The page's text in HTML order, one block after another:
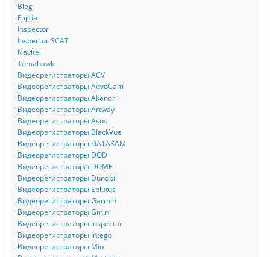
Blog
Fujida
Inspector
Inspector SCAT
Navitel
Tomahawk
Видеорегистраторы ACV
Видеорегистраторы AdvoCam
Видеорегистраторы Akenori
Видеорегистраторы Artway
Видеорегистраторы Asus
Видеорегистраторы BlackVue
Видеорегистраторы DATAKAM
Видеорегистраторы DOD
Видеорегистраторы DOME
Видеорегистраторы Dunobil
Видеорегистраторы Eplutus
Видеорегистраторы Garmin
Видеорегистраторы Gmini
Видеорегистраторы Inspector
Видеорегистраторы Intego
Видеорегистраторы Mio